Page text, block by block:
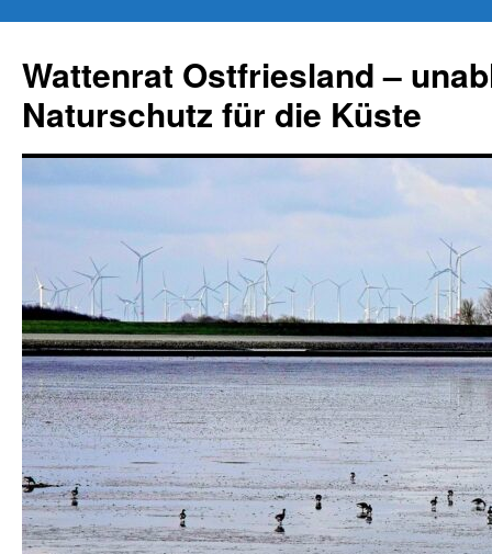
springen
Wattenrat Ostfriesland –
Naturschutz für die Küste